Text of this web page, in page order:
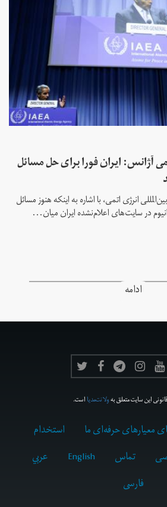
ایران فورا برای حل مسائل
انرژی اتمی، با اشاره به اینکه هنوز مسائل
در سایت‌های اعلام‌نشده ایران میان...
ادامه
این سایت متعلق بهولانت‌مدیااست.
معیارهای حرفه‌ای ما
استخدام
تماس English
عربي
فارسى